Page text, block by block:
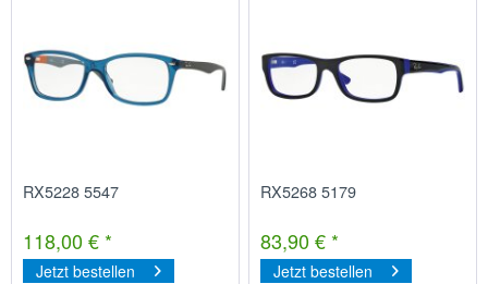
RX5228 5547
118,00 € *
Jetzt bestellen
RX5268 5179
83,90 € *
Jetzt bestellen